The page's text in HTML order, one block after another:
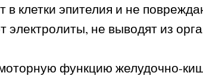
в клетки эпителия и не
электролиты, не выводят из
функцию желудочно-